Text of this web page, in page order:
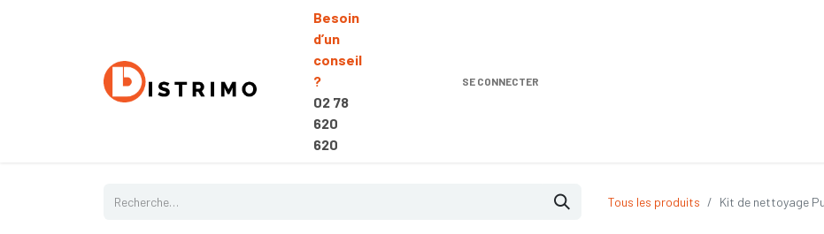
Besoin
d’un
conseil
?
02 78
620
620
SE CONNECTER
Tous les produits Kit de nettoyage